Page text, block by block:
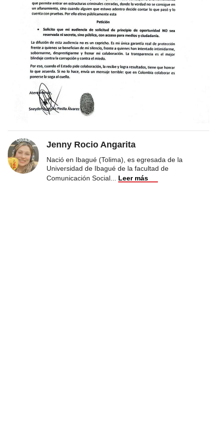
Jenny Rocio Angarita
Nació en Ibagué (Tolima), es egresada de la
Universidad de Ibagué de la facultad de
Comunicación Social
Leer más